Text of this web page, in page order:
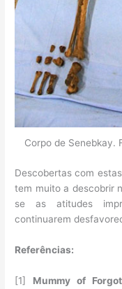
Corpo de Senebkay.
Descobertas com
tem muito a descobrir
se as atitudes
continuarem
Referências:
[1] Mummy of